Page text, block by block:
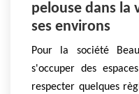
pelouse dans la
ses environs
Pour la société
s'occuper des
respecter quelques